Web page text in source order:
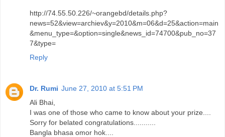
http://74.55.50.226/~orangebd/details.php?
news=52&view=archiev&y=2010&m=06&d=25&action=main
&menu_type=&option=single&news_id=74700&pub_no=37
7&type=
Reply
Dr. Rumi June 27, 2010 at 5:51 PM
Ali Bhai,
I was one of those who came to know about your prize....
Sorry for belated congratulations...........
Bangla bhasa omor hok....